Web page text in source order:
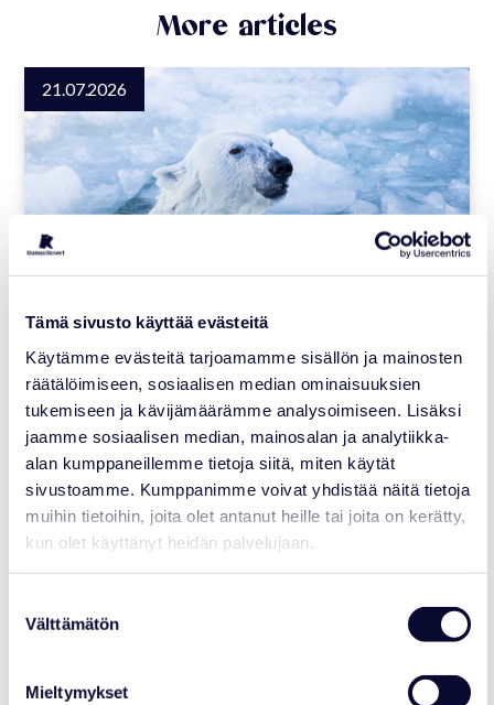
Tämä sivusto käyttää evästeitä
Käytämme evästeitä tarjoamamme sisällön ja mainosten
räätälöimiseen, sosiaalisen median ominaisuuksien
tukemiseen ja kävijämäärämme analysoimiseen. Lisäksi
jaamme sosiaalisen median, mainosalan ja analytiikka-
alan kumppaneillemme tietoja siitä, miten käytät
sivustoamme. Kumppanimme voivat yhdistää näitä tietoja
muihin tietoihin, joita olet antanut heille tai joita on kerätty,
kun olet käyttänyt heidän palvelujaan.
valinta
Välttämätön
Mieltymykset
More articles
21.07.2026
NEWS
Ranua Resort Joins Polar Bears
International’s Arctic Ambassador
Center Network
Read more
06.07.2026